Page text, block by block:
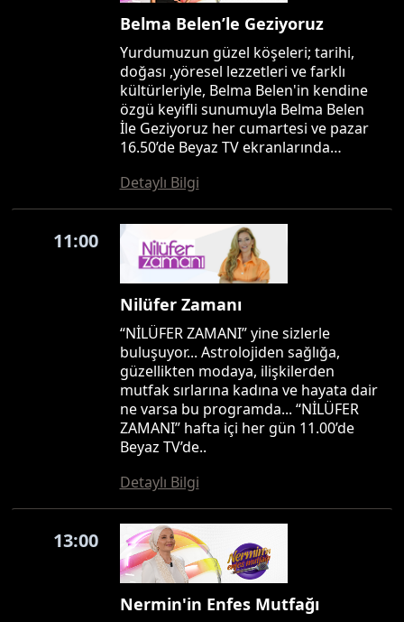
Belma Belen’le Geziyoruz
Yurdumuzun güzel köşeleri; tarihi,
doğası ,yöresel lezzetleri ve farklı
kültürleriyle, Belma Belen'in kendine
özgü keyifli sunumuyla Belma Belen
İle Geziyoruz her cumartesi ve pazar
16.50’de Beyaz TV ekranlarında…
Detaylı Bilgi
11:00
Nilüfer Zamanı
“NİLÜFER ZAMANI” yine sizlerle
buluşuyor... Astrolojiden sağlığa,
güzellikten modaya, ilişkilerden
mutfak sırlarına kadına ve hayata dair
ne varsa bu programda... “NİLÜFER
ZAMANI” hafta içi her gün 11.00’de
Beyaz TV’de..
Detaylı Bilgi
13:00
Nermin'in Enfes Mutfağı